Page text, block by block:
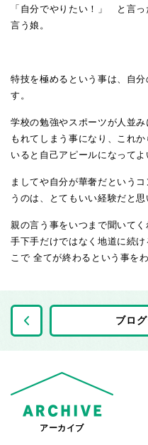
「自分でやりたい！」 と言
言う娘。
特技を極めるという事は、自
す。
学校の勉強やスポーツが人並
もれてしまう事になり、これ
いると自己アピールになって
ましてや自分が華奢だという
うのは、とてもいい経験だと思
親の言う事をいつまで聞いて
手下手だけではなく地道に続
こで 全てが終わるという事を
ブロ
アーカイブ